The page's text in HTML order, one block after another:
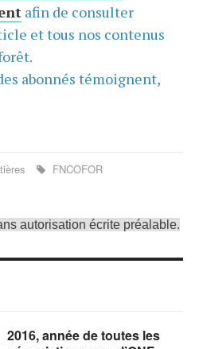
afin de consulter
et tous nos contenus
abonnés témoignent,
FNCOFOR
autorisation écrite préalable.
2016, année de toutes les